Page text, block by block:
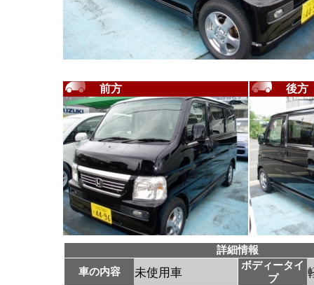
前方 後方
詳細情報
車の内容
未使用車
ボディータイ
プ